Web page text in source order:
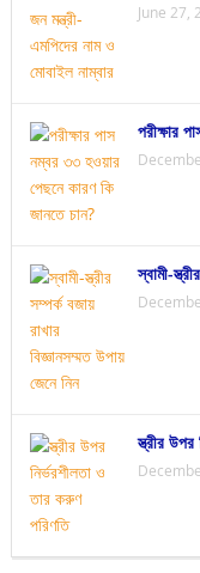
June 27,
পরীক্ষার
স্বামী-
স্ত্রীর